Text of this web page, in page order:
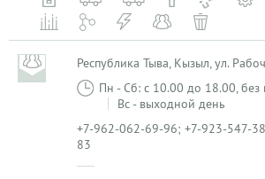
Республика Тыва, Кызыл, ул.
Пн - Сб: с 10.00 до 18.00,
Вс - выходной день
+7-962-062-69-96; +7-923-547-
83